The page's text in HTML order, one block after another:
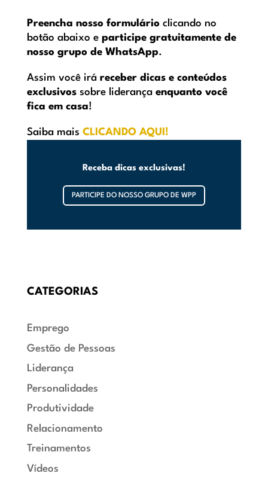
Preencha nosso formulário clicando no
botão abaixo e participe gratuitamente de
nosso grupo de WhatsApp.
Assim você iráreceber dicas e conteúdos
exclusivossobre liderançaenquanto você
fica em casa!
Saiba mais CLICANDO AQUI!
Receba dicas exclusivas!
PARTICIPE DO NOSSO GRUPO DE WPP
CATEGORIAS
Emprego
Gestão de Pessoas
Liderança
Personalidades
Produtividade
Relacionamento
Treinamentos
Vídeos